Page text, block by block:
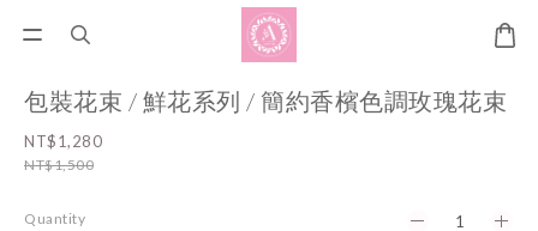
包裝花束 / 鮮花系列 / 簡約香檳色調玫瑰花束
NT$1,280
NT$1,500
Quantity